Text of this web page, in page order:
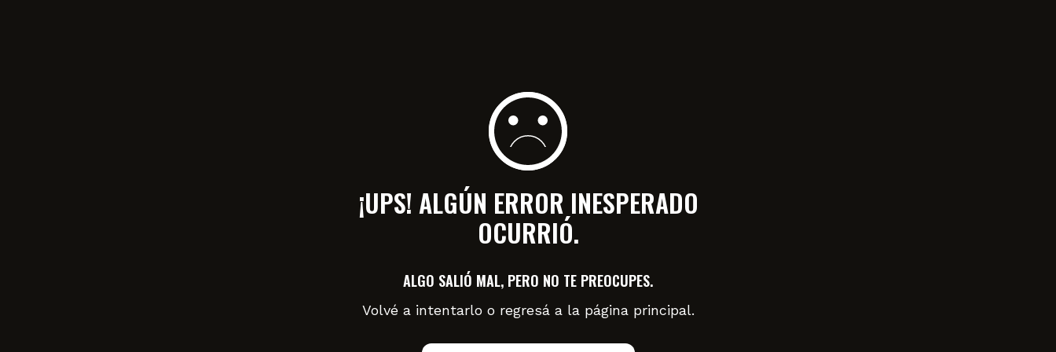
¡UPS! ALGÚN ERROR INESPERADO
OCURRIÓ.
ALGO SALIÓ MAL, PERO NO TE PREOCUPES.
Volvé a intentarlo o regresá a la página principal.